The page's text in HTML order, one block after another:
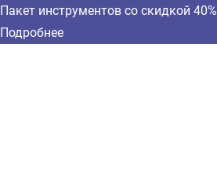
Пакет инструментов со скидкой 40%
Подробнее